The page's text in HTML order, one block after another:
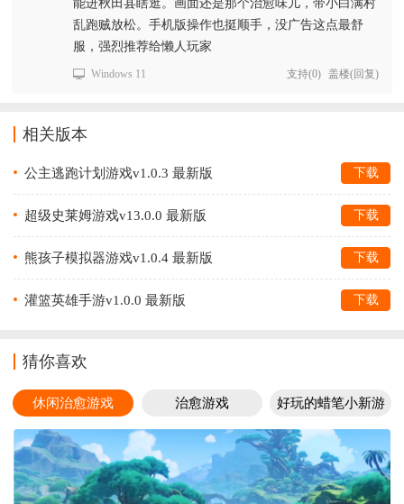
能进秋田县瞎逛。画面还是那个治愈味儿，带小白满村
乱跑贼放松。手机版操作也挺顺手，没广告这点最舒
服，强烈推荐给懒人玩家
Windows 11 支持(0) 盖楼(回复)
相关版本
公主逃跑计划游戏v1.0.3 最新版 下载
超级史莱姆游戏v13.0.0 最新版 下载
熊孩子模拟器游戏v1.0.4 最新版 下载
灌篮英雄手游v1.0.0 最新版 下载
猜你喜欢
休闲治愈游戏 治愈游戏
好玩的蜡笔小新游
戏